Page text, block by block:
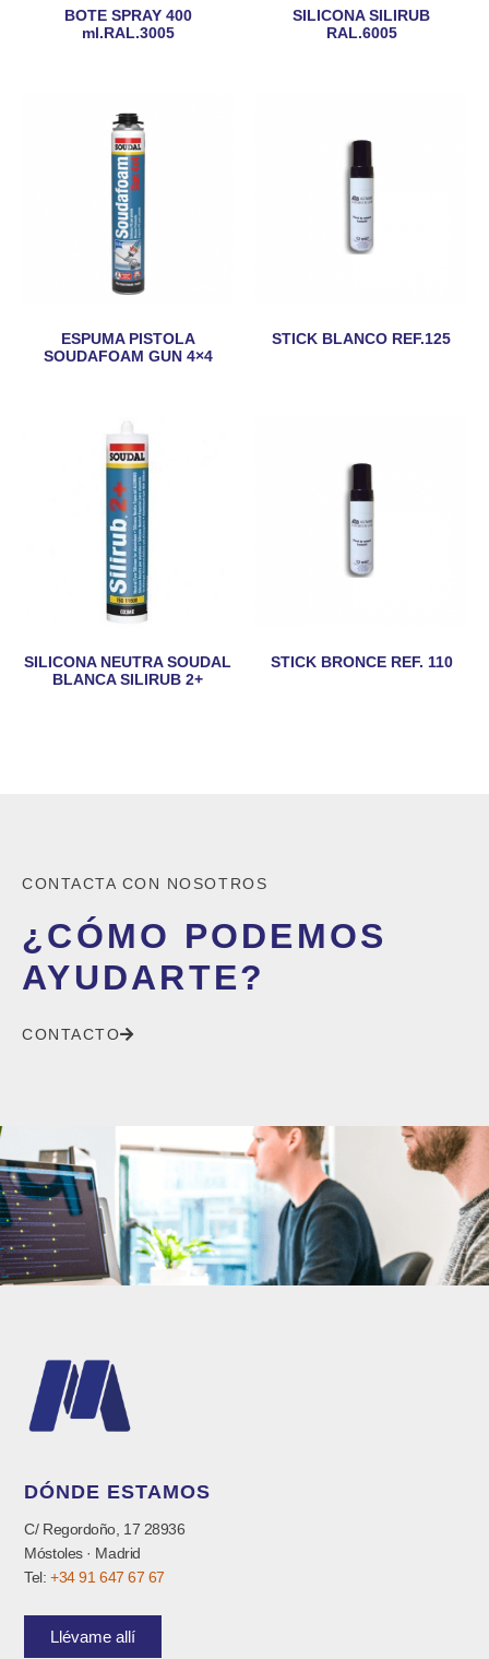
BOTE SPRAY 400
ml.RAL.3005
SILICONA SILIRUB
RAL.6005
ESPUMA PISTOLA
SOUDAFOAM GUN 4×4
STICK BLANCO REF.125
SILICONA NEUTRA SOUDAL
BLANCA SILIRUB 2+
STICK BRONCE REF. 110
CONTACTA CON NOSOTROS
¿CÓMO PODEMOS
AYUDARTE?
CONTACTO
DÓNDE ESTAMOS
C/ Regordoño, 17 28936
Móstoles · Madrid
Tel:+34 91 647 67 67
Llévame allí